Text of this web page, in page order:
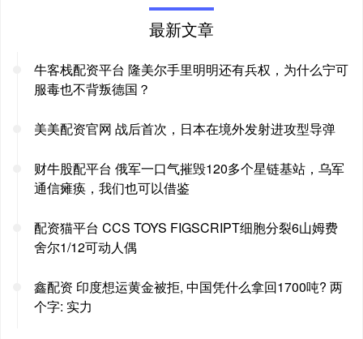
最新文章
牛客栈配资平台 隆美尔手里明明还有兵权，为什么宁可
服毒也不背叛德国？
美美配资官网 战后首次，日本在境外发射进攻型导弹
财牛股配平台 俄军一口气摧毁120多个星链基站，乌军
通信瘫痪，我们也可以借鉴
配资猫平台 CCS TOYS FIGSCRIPT细胞分裂6山姆费
舍尔1/12可动人偶
鑫配资 印度想运黄金被拒, 中国凭什么拿回1700吨? 两
个字: 实力